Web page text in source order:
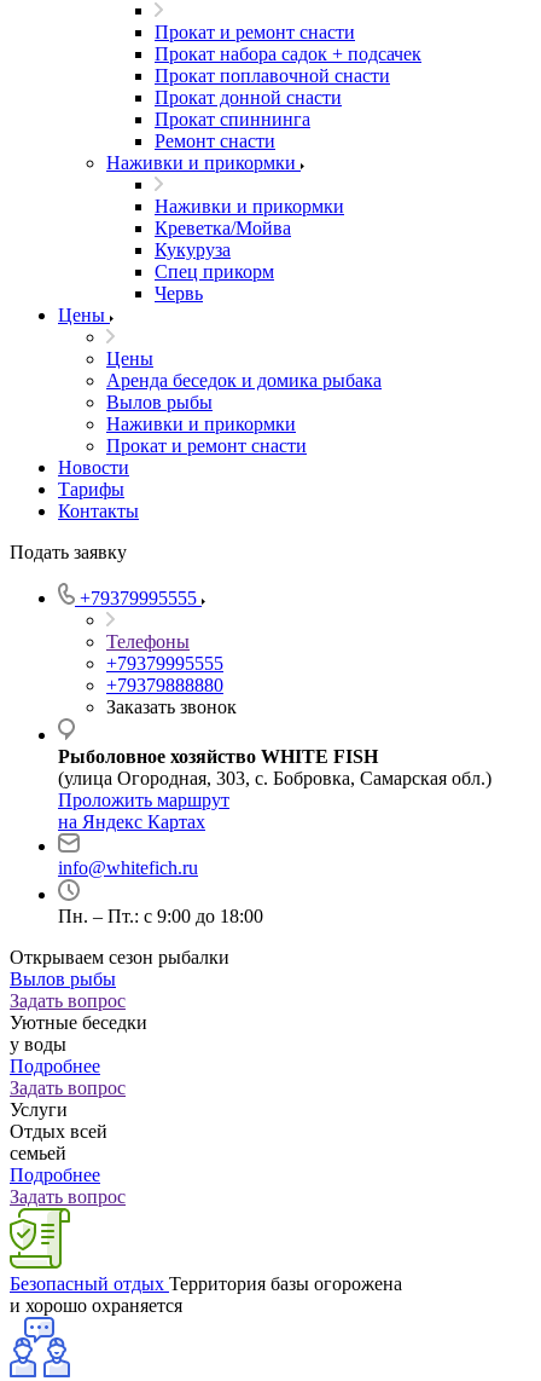
Прокат и ремонт снасти
Прокат набора садок + подсачек
Прокат поплавочной снасти
Прокат донной снасти
Прокат спиннинга
Ремонт снасти
Наживки и прикормки
Наживки и прикормки
Креветка/Мойва
Кукуруза
Спец прикорм
Червь
Цены
Цены
Аренда беседок и домика рыбака
Вылов рыбы
Наживки и прикормки
Прокат и ремонт снасти
Новости
Тарифы
Контакты
Подать заявку
+79379995555
Телефоны
+79379995555
+79379888880
Заказать звонок
Рыболовное хозяйство WHITE FISH
(улица Огородная, 303, с. Бобровка, Самарская обл.)
Проложить маршрут
на Яндекс Картах
info@whitefich.ru
Пн. – Пт.: с 9:00 до 18:00
Открываем сезон рыбалки
Вылов рыбы
Задать вопрос
Уютные беседки
у воды
Подробнее
Задать вопрос
Услуги
Отдых всей
семьей
Подробнее
Задать вопрос
Безопасный отдых Территория базы огорожена
и хорошо охраняется